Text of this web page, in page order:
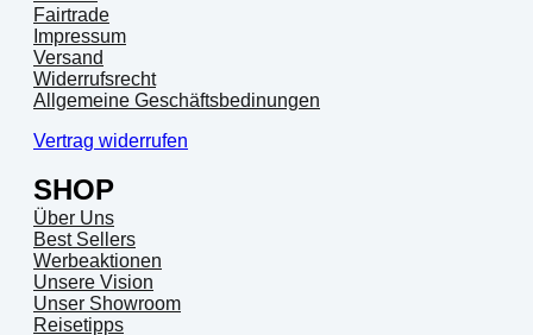
Fairtrade
Impressum
Versand
Widerrufsrecht
Allgemeine Geschäftsbedinungen
Vertrag widerrufen
SHOP
Über Uns
Best Sellers
Werbeaktionen
Unsere Vision
Unser Showroom
Reisetipps